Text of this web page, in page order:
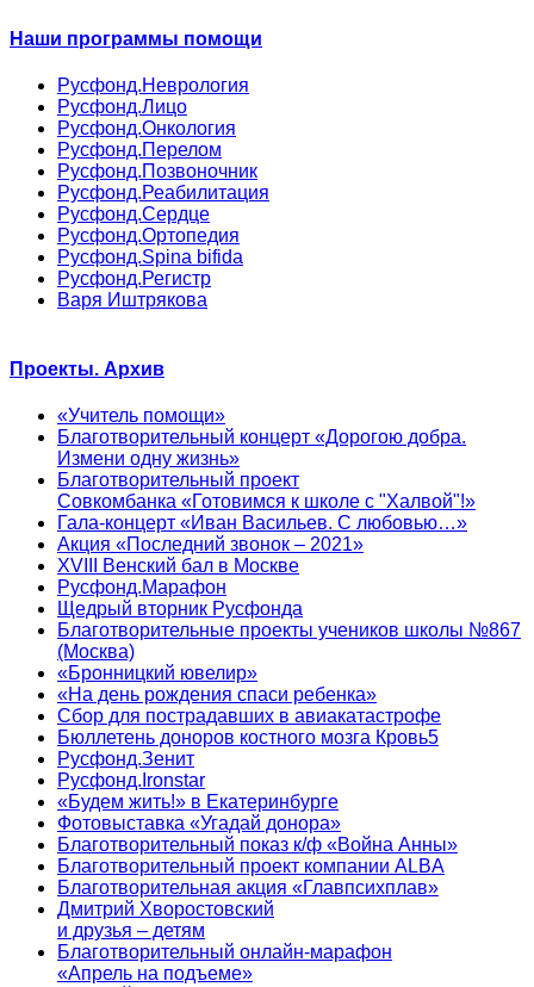
Наши программы помощи
Русфонд.Неврология
Русфонд.Лицо
Русфонд.Онкология
Русфонд.Перелом
Русфонд.Позвоночник
Русфонд.Реабилитация
Русфонд.Сердце
Русфонд.Ортопедия
Русфонд.Spina bifida
Русфонд.Регистр
Варя Иштрякова
Проекты. Архив
«Учитель помощи»
Благотворительный концерт «Дорогою добра.
Измени одну жизнь»
Благотворительный проект
Совкомбанка «Готовимся к школе с "Халвой"!»
Гала-концерт «Иван Васильев. С любовью…»
Акция «Последний звонок – 2021»
XVIII Венский бал в Москве
Русфонд.Марафон
Щедрый вторник Русфонда
Благотворительные проекты учеников школы №867
(Москва)
«Бронницкий ювелир»
«На день рождения спаси ребенка»
Сбор для пострадавших в авиакатастрофе
Бюллетень доноров костного мозга Кровь5
Русфонд.Зенит
Русфонд.Ironstar
«Будем жить!» в Екатеринбурге
Фотовыставка «Угадай донора»
Благотворительный показ к/ф «Война Анны»
Благотворительный проект компании ALBA
Благотворительная акция «Главпсихплав»
Дмитрий Хворостовский
и друзья – детям
Благотворительный онлайн‑марафон
«Апрель на подъеме»